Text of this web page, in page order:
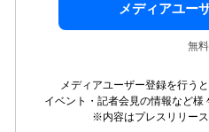
メディアユー
無料
メディアユーザー登録を行う
イベント・記者会見の情報など様
※内容はプレスリリース